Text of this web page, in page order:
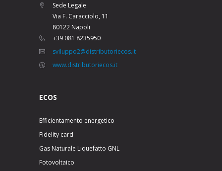
Sede Legale
Via F. Caracciolo, 11
80122 Napoli
+39 081 8235950
sviluppo2@distributoriecos.it
www.distributoriecos.it
ECOS
Efficientamento energetico
Fidelity card
Gas Naturale Liquefatto GNL
Fotovoltaico